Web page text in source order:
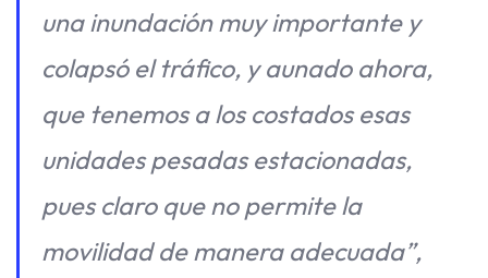
una inundación muy importante y
colapsó el tráfico, y aunado ahora,
que tenemos a los costados esas
unidades pesadas estacionadas,
pues claro que no permite la
movilidad de manera adecuada”,